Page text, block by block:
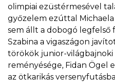
olimpiai ezüstérmesével
győzelem ezúttal
sem állt a dobogó legfelső
Szabina a vigaszágon
törökök junior-világbajnoki
reményésége, Fidan Ögel
az ötkarikás